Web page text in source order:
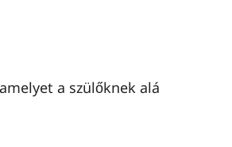
a szülőknek alá